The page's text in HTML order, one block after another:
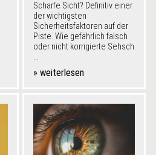
Scharfe Sicht? Definitiv einer
der wichtigsten
Sicherheitsfaktoren auf der
Piste. Wie gefährlich falsch
oder nicht korrigierte Sehsch
...
» weiterlesen